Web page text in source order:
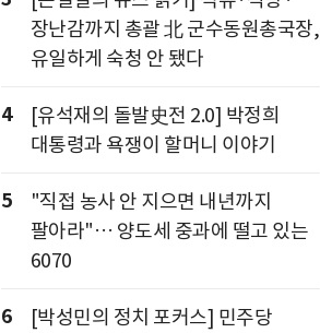
장난감까지 총괄 北 군수동원총국장,
유일하게 숙청 안 됐다
4
[유석재의 돌발史전 2.0] 박정희
대통령과 욕쟁이 할머니 이야기
5
"직접 농사 안 지으면 내년까지
팔아라"… 양도세 중과에 떨고 있는
6070
6
[박성민의 정치 포커스] 민주당